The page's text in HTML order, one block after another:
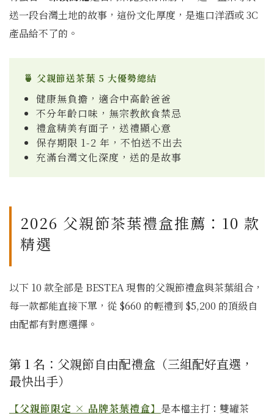
送一段台灣土地的故事，這份文化厚度，是進口洋酒或 3C
產品給不了的。
🍵 父親節送茶葉 5 大優勢總結
健康無負擔，適合中高齡爸爸
不分年齡口味，無宗教飲食禁忌
禮盒精美有面子，送禮顯心意
保存期限 1-2 年，不怕送不出去
充滿台灣文化深度，送的是故事
2026 父親節茶葉禮盒推薦：10 款
精選
以下 10 款全部是 BESTEA 現售的父親節禮盒與茶葉組合，
每一款都能直接下單，從 $660 的輕禮到 $5,200 的頂級自
由配都有對應選擇。
第 1 名：父親節自由配禮盒（三組配好直選，
最快出手）
【父親節限定 × 品牌茶葉禮盒】 是本檔主打：雙罐茶